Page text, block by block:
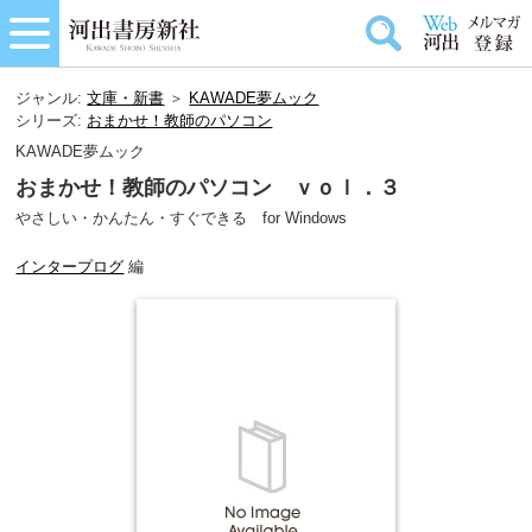
ジャンル:文庫・新書 ＞ KAWADE夢ムック
シリーズ: おまかせ！教師のパソコン
KAWADE夢ムック
おまかせ！教師のパソコン ｖｏｌ．３
やさしい・かんたん・すぐできる for Windows
インタープログ 編